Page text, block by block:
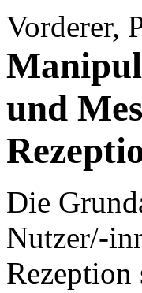
Vorderer,
und
Die
Nutzer/-